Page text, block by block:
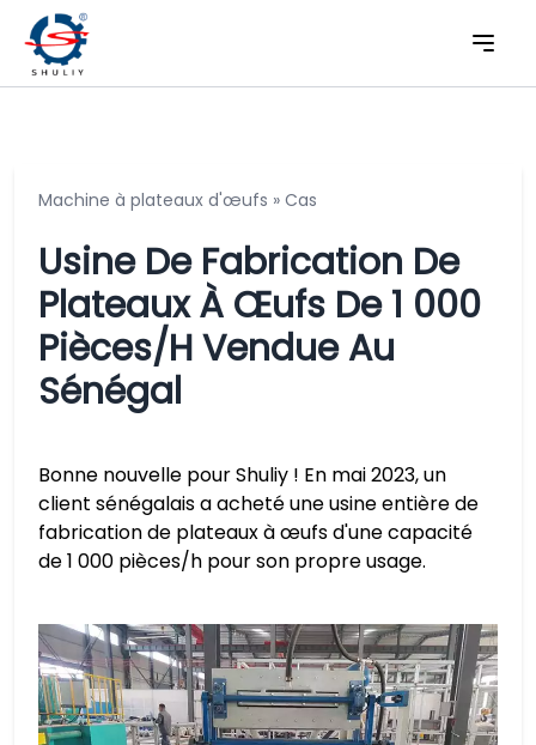
Machine à plateaux d'œufs » Cas
Usine De Fabrication De
Plateaux À Œufs De 1 000
Pièces/h Vendue Au
Sénégal
Bonne nouvelle pour Shuliy ! En mai 2023, un
client sénégalais a acheté une usine entière de
fabrication de plateaux à œufs d'une capacité
de 1 000 pièces/h pour son propre usage.